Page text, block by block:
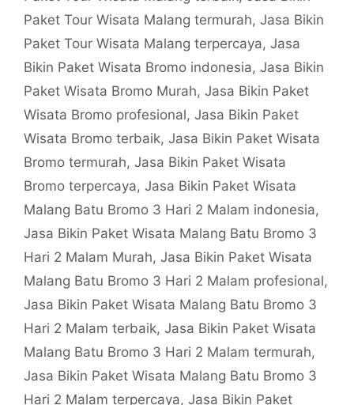
Paket Tour Wisata Malang termurah, Jasa Bikin
Paket Tour Wisata Malang terpercaya, Jasa
Bikin Paket Wisata Bromo indonesia, Jasa Bikin
Paket Wisata Bromo Murah, Jasa Bikin Paket
Wisata Bromo profesional, Jasa Bikin Paket
Wisata Bromo terbaik, Jasa Bikin Paket Wisata
Bromo termurah, Jasa Bikin Paket Wisata
Bromo terpercaya, Jasa Bikin Paket Wisata
Malang Batu Bromo 3 Hari 2 Malam indonesia,
Jasa Bikin Paket Wisata Malang Batu Bromo 3
Hari 2 Malam Murah, Jasa Bikin Paket Wisata
Malang Batu Bromo 3 Hari 2 Malam profesional,
Jasa Bikin Paket Wisata Malang Batu Bromo 3
Hari 2 Malam terbaik, Jasa Bikin Paket Wisata
Malang Batu Bromo 3 Hari 2 Malam termurah,
Jasa Bikin Paket Wisata Malang Batu Bromo 3
Hari 2 Malam terpercaya, Jasa Bikin Paket